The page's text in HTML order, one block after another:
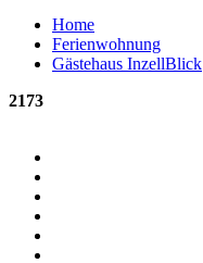
Home
Ferienwohnung
Gästehaus InzellBlick
2173